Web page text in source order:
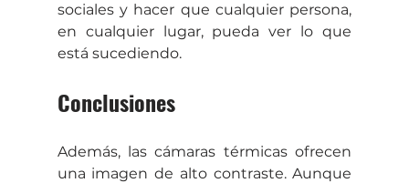
sociales y hacer que cualquier persona,
en cualquier lugar, pueda ver lo que
está sucediendo.
Conclusiones
Además, las cámaras térmicas ofrecen
una imagen de alto contraste. Aunque